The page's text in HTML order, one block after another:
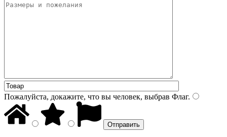
Пожалуйста, докажите, что вы человек, выбрав Флаг.